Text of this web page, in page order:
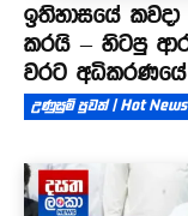
ඉතිහාසයේ
කරයි – හිටපු
වරට
උණුසුම් පුවත් | Hot News